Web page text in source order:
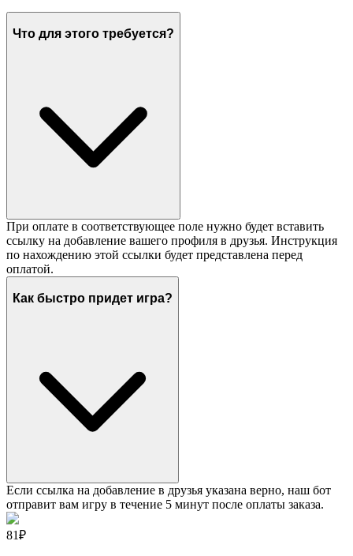
Что для этого требуется?
При оплате в соответствующее поле нужно будет вставить
ссылку на добавление вашего профиля в друзья. Инструкция
по нахождению этой ссылки будет представлена перед
оплатой.
Как быстро придет игра?
Если ссылка на добавление в друзья указана верно, наш бот
отправит вам игру в течение 5 минут после оплаты заказа.
81₽